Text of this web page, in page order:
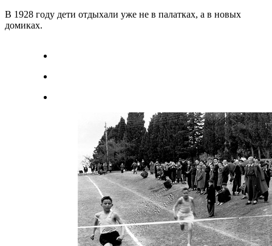
В 1928 году дети отдыхали уже не в палатках, а в новых
домиках.